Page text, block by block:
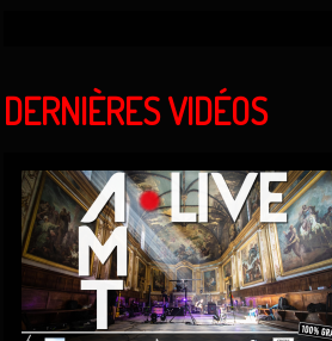
DERNIÈRES VIDÉOS